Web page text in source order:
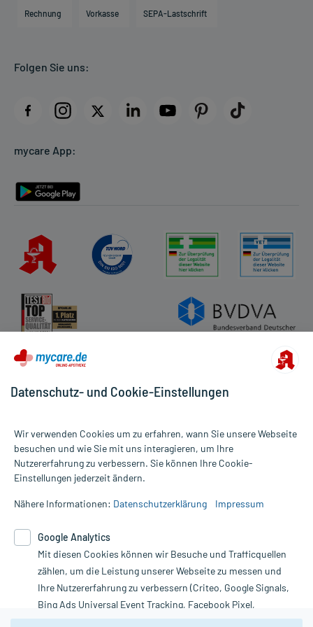
Direktabrechnung PKV
AGB
Datenschutz
Rückgabe/Widerruf
Rechnung Vorkasse SEPA-Lastschrift
Folgen Sie uns:
mycare App:
Alle Preise gelten inkl. MwSt., ggf. zzgl. Versandkosten
Informationen auf dieser Website werden ausschließlich für
die Untersuchung und Behandlung durch einen Arzt. Bitte
Therapien eingeleitet werden können. | Diese Webseite benutzt
Google Analytics. Lesen Sie bitte dazu die wichtigen Hinweise in
unserer Datenschutzerklärung. Für den Widerruf einer Bestellung
nutzen Sie das Formular:
Vertrag widerrufen
Datenschutz- und Cookie-Einstellungen
Wir verwenden Cookies um zu erfahren, wann Sie unsere Webseite
besuchen und wie Sie mit uns interagieren, um Ihre
Nutzererfahrung zu verbessern. Sie können Ihre Cookie-
Einstellungen jederzeit ändern.
Nähere Informationen: Datenschutzerklärung Impressum
Google Analytics
Mit diesen Cookies können wir Besuche und Trafficquellen
zählen, um die Leistung unserer Webseite zu messen und
Ihre Nutzererfahrung zu verbessern (Criteo, Google Signals,
Bing Ads Universal Event Tracking, Facebook Pixel,
Youtube-Social Plugin).